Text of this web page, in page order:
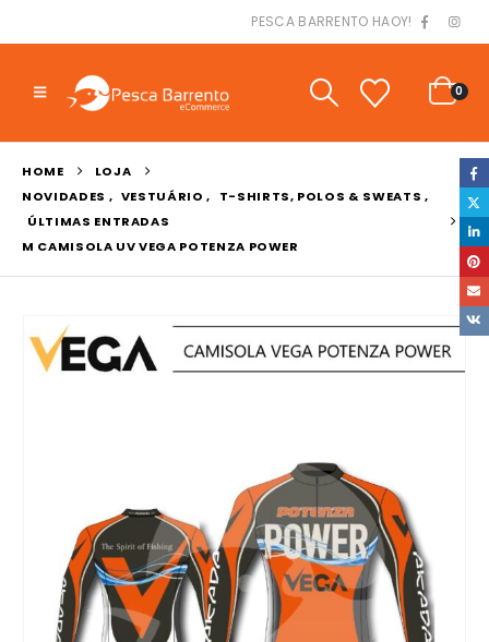
PESCA BARRENTO HAOY!
0
HOME
LOJA
NOVIDADES , VESTUÁRIO , T-SHIRTS, POLOS & SWEATS ,
ÚLTIMAS ENTRADAS
M CAMISOLA UV VEGA POTENZA POWER